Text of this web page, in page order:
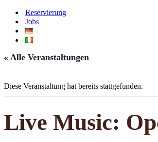
Reservierung
Jobs
« Alle Veranstaltungen
Diese Veranstaltung hat bereits stattgefunden.
Live Music: